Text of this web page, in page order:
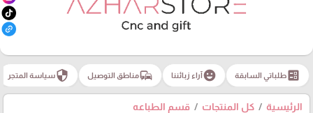
ballotطلباتي السابقة emoji_emotionsآراء زبائننا commuteمناطق التوصيل securityسياسة المتجر
الرئيسية كل المنتجات قسم الطباعه